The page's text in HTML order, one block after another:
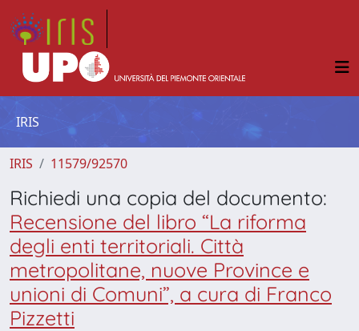
IRIS
IRIS 11579/92570
Richiedi una copia del documento:
Recensione del libro “La riforma
degli enti territoriali. Città
metropolitane, nuove Province e
unioni di Comuni”, a cura di Franco
Pizzetti